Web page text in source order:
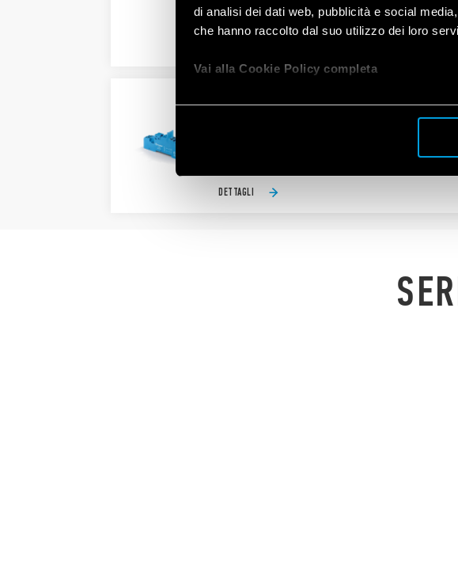
di analisi dei dati web, pubblicità e social
che hanno raccolto dal suo utilizzo dei loro
Vai alla Cookie Policy completa
DETTAGLI